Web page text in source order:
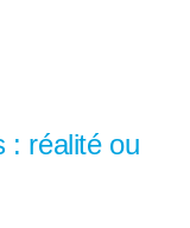
: réalité ou